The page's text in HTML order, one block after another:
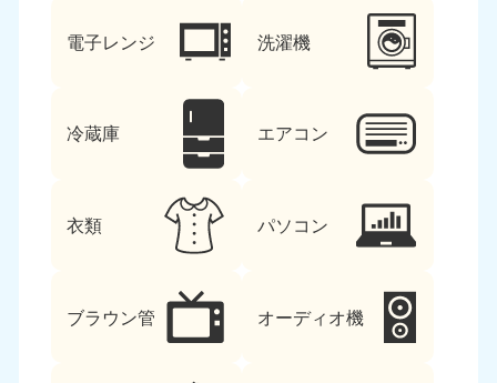
電子レンジ 洗濯機
冷蔵庫 エアコン
衣類 パソコン
ブラウン管 オーディオ機